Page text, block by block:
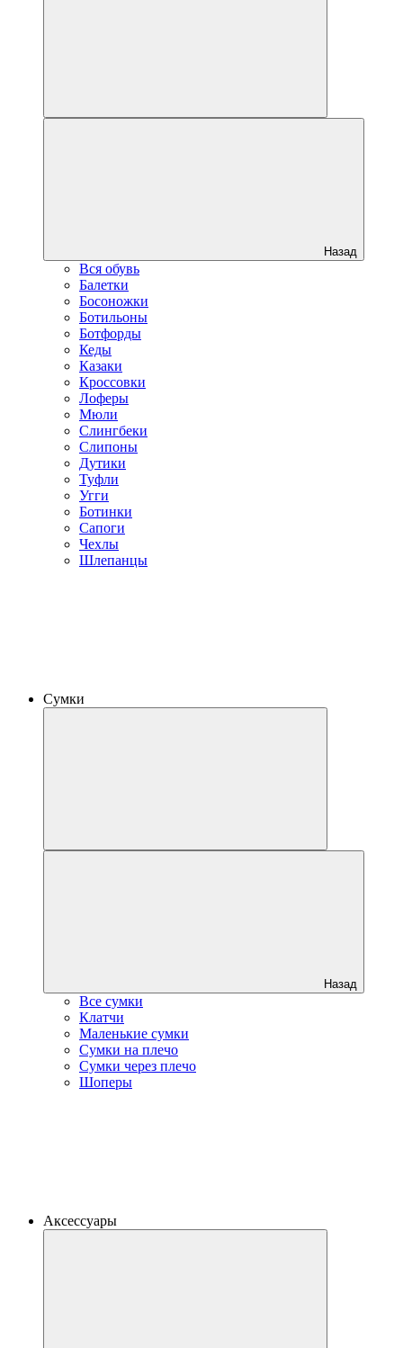
Назад
Вся обувь
Балетки
Босоножки
Ботильоны
Ботфорды
Кеды
Казаки
Кроссовки
Лоферы
Мюли
Слингбеки
Слипоны
Дутики
Туфли
Угги
Ботинки
Сапоги
Чехлы
Шлепанцы
Сумки
Назад
Все сумки
Клатчи
Маленькие сумки
Сумки на плечо
Сумки через плечо
Шоперы
Аксессуары